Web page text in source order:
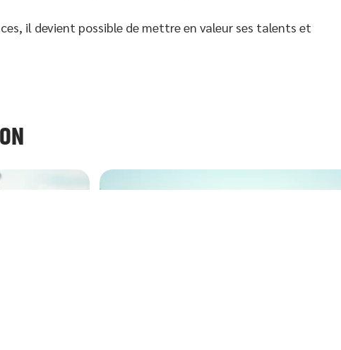
il devient possible de mettre en valeur ses talents et